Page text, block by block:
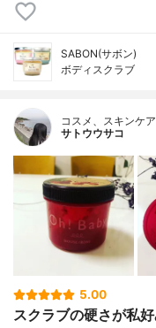
SABON(サボン)
ボディスクラブ
コスメ、スキンケ
サトウウサコ
5.00
スクラブの硬さが私好